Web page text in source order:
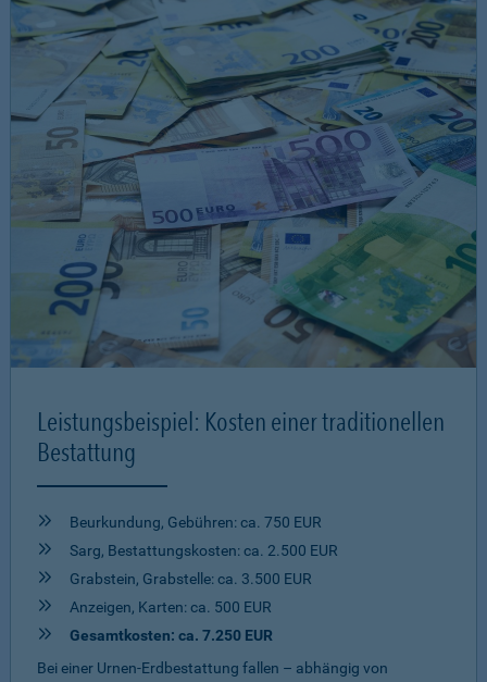
Leistungsbeispiel: Kosten einer traditionellen
Bestattung
Beurkundung, Gebühren: ca. 750 EUR
Sarg, Bestattungskosten: ca. 2.500 EUR
Grabstein, Grabstelle: ca. 3.500 EUR
Anzeigen, Karten: ca. 500 EUR
Gesamtkosten: ca. 7.250 EUR
Bei einer Urnen-Erdbestattung fallen – abhängig von